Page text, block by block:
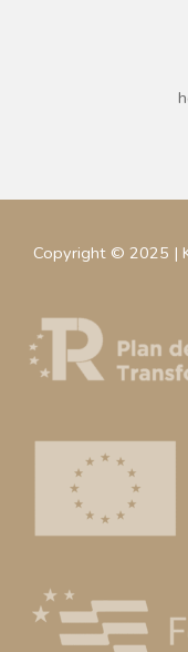
Copyright © 2025 |